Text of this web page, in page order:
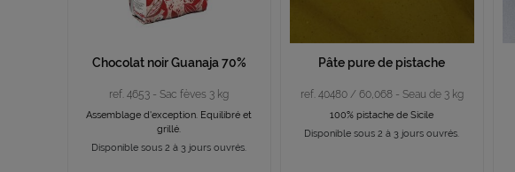
Chocolat noir Guanaja 70%
ref. 4653 - Sac fèves 3 kg
Assemblage d'exception. Equilibré et
grillé.
Disponible sous 2 à 3 jours ouvrés.
Pâte pure de pistache
ref. 40480 / 60,068 - Seau de 3 kg
100% pistache de Sicile
Disponible sous 2 à 3 jours ouvrés.